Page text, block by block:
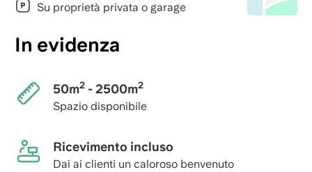
Su proprietà privata o garage
In evidenza
50m2- 2500m2
Spazio disponibile
Ricevimento incluso
Dai ai clienti un caloroso benvenuto